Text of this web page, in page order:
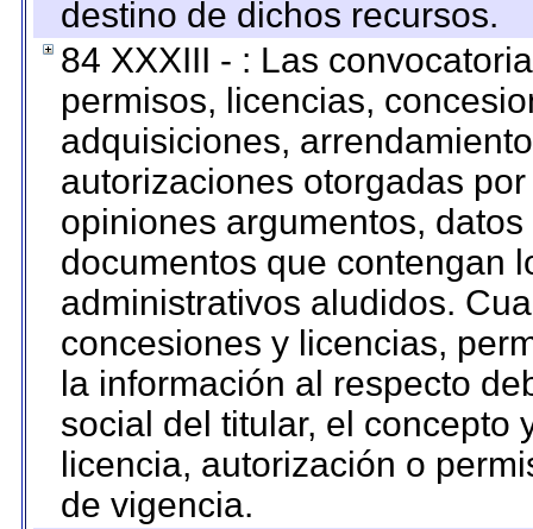
destino de dichos recursos.
84 XXXIII - : Las
permisos, licencias,
adquisiciones,
autorizaciones otorgadas
opiniones argumentos,
documentos que contengan
administrativos aludidos.
concesiones y licencias,
la información al respecto
social del titular, el concepto
licencia, autorización o
de vigencia.